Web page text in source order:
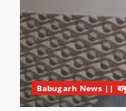
Babugarh News ||